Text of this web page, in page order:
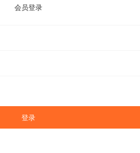
会员登录
登录